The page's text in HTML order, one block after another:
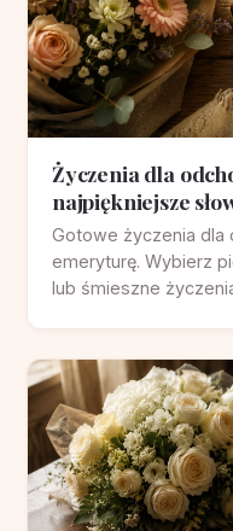
Życzenia dla
najpiękniejsze
Gotowe życzenia dla
emeryturę. Wybierz
lub śmieszne